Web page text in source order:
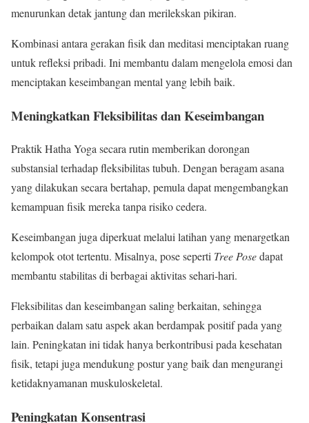
menurunkan detak jantung dan merilekskan pikiran.
Kombinasi antara gerakan fisik dan meditasi menciptakan ruang
untuk refleksi pribadi. Ini membantu dalam mengelola emosi dan
menciptakan keseimbangan mental yang lebih baik.
Meningkatkan Fleksibilitas dan Keseimbangan
Praktik Hatha Yoga secara rutin memberikan dorongan
substansial terhadap fleksibilitas tubuh. Dengan beragam asana
yang dilakukan secara bertahap, pemula dapat mengembangkan
kemampuan fisik mereka tanpa risiko cedera.
Keseimbangan juga diperkuat melalui latihan yang menargetkan
kelompok otot tertentu. Misalnya, pose seperti Tree Posedapat
membantu stabilitas di berbagai aktivitas sehari-hari.
Fleksibilitas dan keseimbangan saling berkaitan, sehingga
perbaikan dalam satu aspek akan berdampak positif pada yang
lain. Peningkatan ini tidak hanya berkontribusi pada kesehatan
fisik, tetapi juga mendukung postur yang baik dan mengurangi
ketidaknyamanan muskuloskeletal.
Peningkatan Konsentrasi